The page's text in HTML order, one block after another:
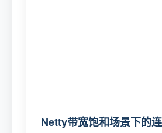
Netty带宽饱和场景下的